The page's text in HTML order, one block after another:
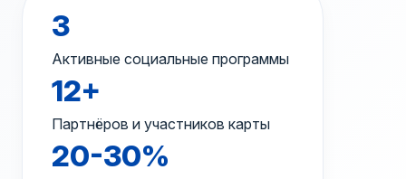
3
Активные социальные программы
12+
Партнёров и участников карты
20-30%